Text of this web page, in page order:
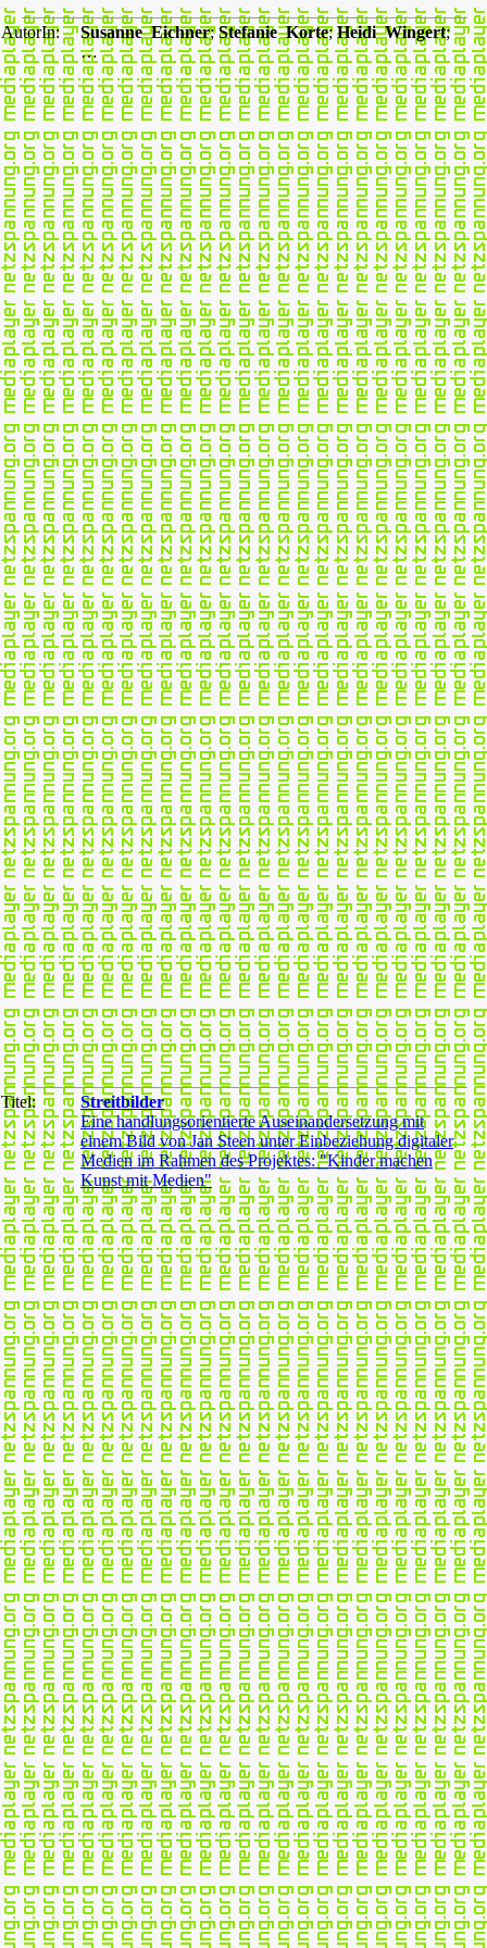
AutorIn: Susanne Eichner;Stefanie Korte; Heidi Wingert;
…
Titel:
Streitbilder
Eine handlungsorientierte Auseinandersetzung mit
einem Bild von Jan Steen unter Einbeziehung digitaler
Medien im Rahmen des Projektes: "Kinder machen
Kunst mit Medien"